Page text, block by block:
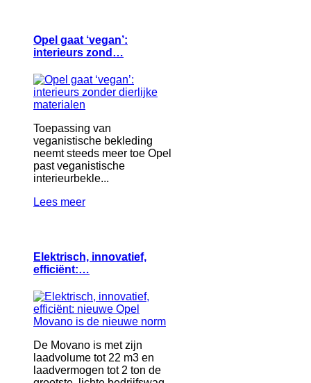
Opel gaat ‘vegan’:
interieurs zond…
Toepassing van
veganistische bekleding
neemt steeds meer toe Opel
past veganistische
interieurbekle...
Lees meer
Elektrisch, innovatief,
efficiënt:…
De Movano is met zijn
laadvolume tot 22 m3 en
laadvermogen tot 2 ton de